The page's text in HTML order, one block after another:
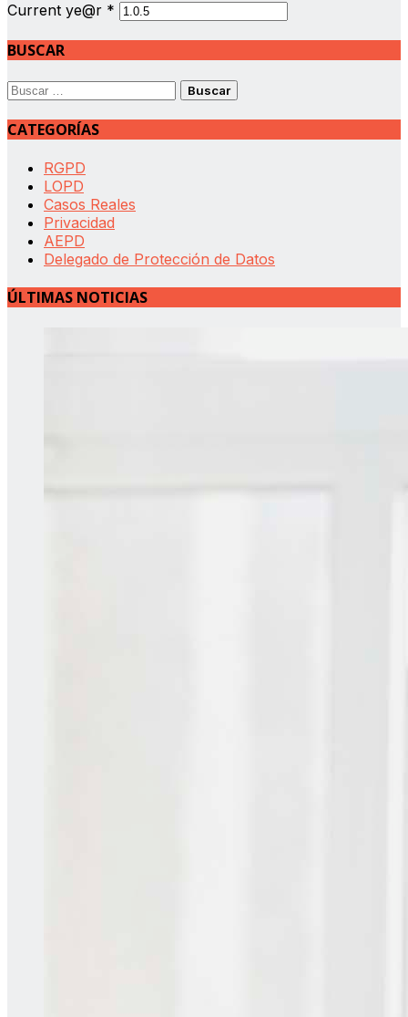
Current ye@r *
BUSCAR
Buscar:
CATEGORÍAS
RGPD
LOPD
Casos Reales
Privacidad
AEPD
Delegado de Protección de Datos
ÚLTIMAS NOTICIAS